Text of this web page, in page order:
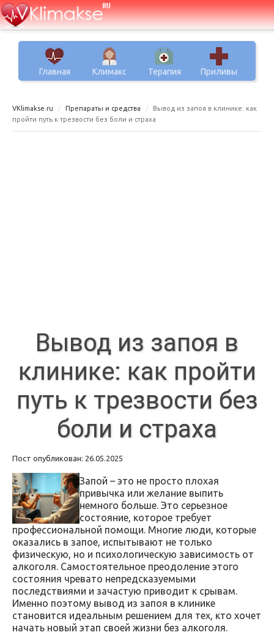
Главная Климакс Терапия Приливы
VKlimakse.ru Препараты и средства
Вывод из запоя в клинике: как
пройти путь к трезвости без боли и страха
Вывод из запоя в
клинике: как пройти
путь к трезвости без
боли и страха
Пост опубликован: 26.05.2025
Запой – это не просто плохая
привычка или желание выпить
немного больше. Это серьезное
состояние, которое требует
профессиональной помощи. Многие люди, которые
оказались в запое, испытывают не только
физическую, но и психологическую зависимость от
алкоголя. Самостоятельное преодоление этого
состояния чревато непредсказуемыми
последствиями и зачастую приводит к срывам.
Именно поэтому вывод из запоя в клинике
становится идеальным решением для тех, кто хочет
начать новый этап своей жизни без алкоголя.